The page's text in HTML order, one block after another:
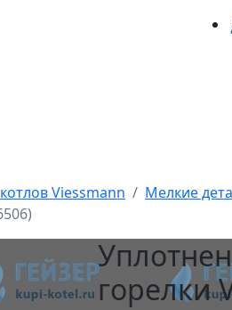
Viessmann
Мелкие
горелки